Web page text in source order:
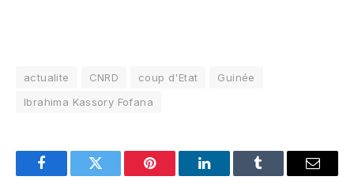
actualite CNRD coup d'Etat
Guinée
Ibrahima Kassory Fofana
FacebookTwitter Pinterest LinkedInTumblr Email